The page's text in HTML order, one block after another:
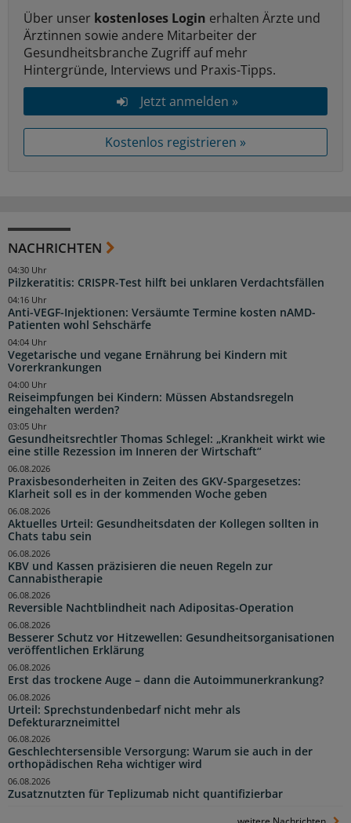
Über unser kostenloses Login erhalten Ärzte und
Ärztinnen sowie andere Mitarbeiter der
Gesundheitsbranche Zugriff auf mehr
Hintergründe, Interviews und Praxis-Tipps.
Jetzt anmelden »
Kostenlos registrieren »
NACHRICHTEN
Pilzkeratitis: CRISPR-Test hilft bei unklaren Verdachtsfällen
04:30 Uhr
Anti-VEGF-Injektionen: Versäumte Termine kosten nAMD-
Patienten wohl Sehschärfe
04:16 Uhr
Vegetarische und vegane Ernährung bei Kindern mit
Vorerkrankungen
04:04 Uhr
Reiseimpfungen bei Kindern: Müssen Abstandsregeln
eingehalten werden?
04:00 Uhr
Gesundheitsrechtler Thomas Schlegel: „Krankheit wirkt wie
eine stille Rezession im Inneren der Wirtschaft“
03:05 Uhr
Praxisbesonderheiten in Zeiten des GKV-Spargesetzes:
Klarheit soll es in der kommenden Woche geben
06.08.2026
Aktuelles Urteil: Gesundheitsdaten der Kollegen sollten in
Chats tabu sein
06.08.2026
KBV und Kassen präzisieren die neuen Regeln zur
Cannabistherapie
06.08.2026
Reversible Nachtblindheit nach Adipositas-Operation
06.08.2026
Besserer Schutz vor Hitzewellen: Gesundheitsorganisationen
veröffentlichen Erklärung
06.08.2026
Erst das trockene Auge – dann die Autoimmunerkrankung?
06.08.2026
Urteil: Sprechstundenbedarf nicht mehr als
Defekturarzneimittel
06.08.2026
Geschlechtersensible Versorgung: Warum sie auch in der
orthopädischen Reha wichtiger wird
06.08.2026
Zusatznutzten für Teplizumab nicht quantifizierbar
06.08.2026